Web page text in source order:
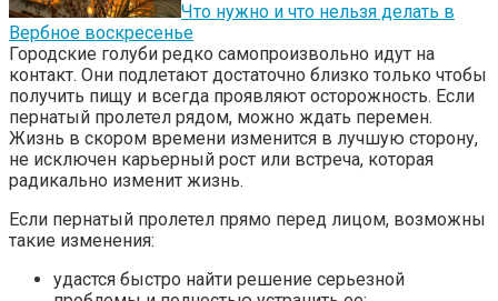
Что нужно и что нельзя делать в
Вербное воскресенье
Городские голуби редко самопроизвольно идут на
контакт. Они подлетают достаточно близко только чтобы
получить пищу и всегда проявляют осторожность. Если
пернатый пролетел рядом, можно ждать перемен.
Жизнь в скором времени изменится в лучшую сторону,
не исключен карьерный рост или встреча, которая
радикально изменит жизнь.
Если пернатый пролетел прямо перед лицом, возможны
такие изменения:
удастся быстро найти решение серьезной